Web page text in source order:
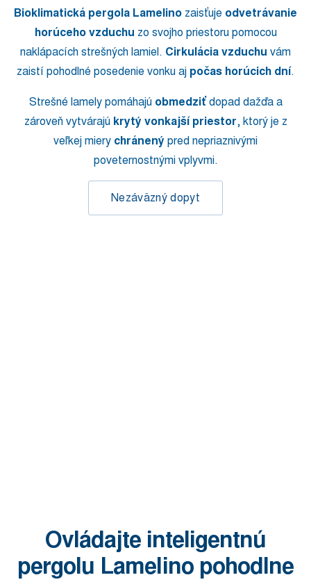
Bioklimatická pergola Lamelino zaisťuje odvetrávanie
horúceho vzduchu zo svojho priestoru pomocou
naklápacích strešných lamiel. Cirkulácia vzduchu vám
zaistí pohodlné posedenie vonku aj počas horúcich dní.
Strešné lamely pomáhajú obmedziťdopad dažďa a
zároveň vytvárajú krytý vonkajší priestor, ktorý je z
veľkej miery chránenýpred nepriaznivými
poveternostnými vplyvmi.
Nezáväzný dopyt
Ovládajte inteligentnú
pergolu Lamelino pohodlne